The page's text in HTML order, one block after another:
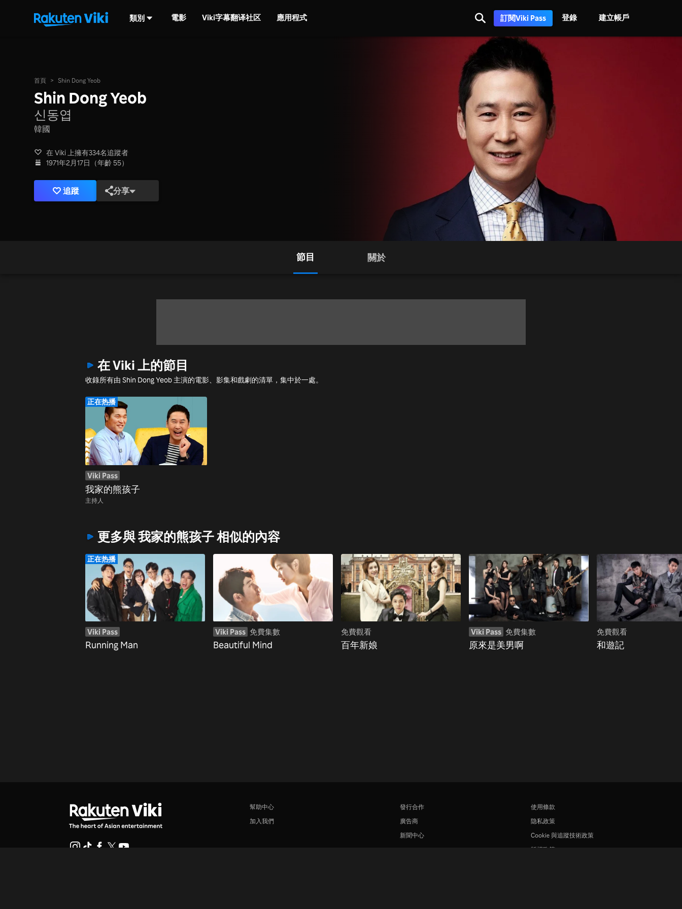
類別 電影 Viki字幕翻译社区 應用程式 訂閱Viki Pass 登錄 建立帳戶
首頁 > Shin Dong Yeob
Shin Dong Yeob
신동엽
韓國
在 Viki 上擁有334名追蹤者
1971年2月17日（年齡 55）
追蹤 分享
節目 關於
在 Viki 上的節目
收錄所有由 Shin Dong Yeob 主演的電影、影集和戲劇的清單，集中於一處。
正在热播
Viki Pass
我家的熊孩子
主持人
更多與 我家的熊孩子 相似的內容
正在热播
Viki Pass
Running Man
Viki Pass 免費集數
Beautiful Mind
免費觀看
百年新娘
Viki Pass 免費集數
原來是美男啊
免費觀看
和遊記
幫助中心
加入我們
發行合作
廣告商
新聞中心
使用條款
隐私政策
Cookie 與追蹤技術政策
版權政策